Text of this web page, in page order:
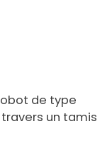
de type
un tamis